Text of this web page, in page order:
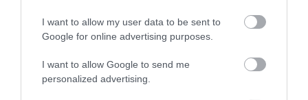
I want to allow my user data to be sent to
Google for online advertising purposes.
I want to allow Google to send me
personalized advertising.